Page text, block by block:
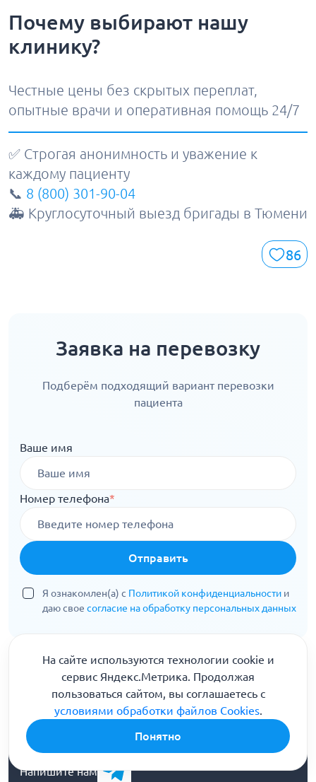
Почему выбирают нашу
клинику?
Честные цены без скрытых переплат,
опытные врачи и оперативная помощь 24/7
✅ Строгая анонимность и уважение к
каждому пациенту
📞 8 (800) 301-90-04
🚑 Круглосуточный выезд бригады в Тюмени
86
Заявка на перевозку
Подберём подходящий вариант перевозки
пациента
Ваше имя
Номер телефона*
Отправить
Я ознакомлен(а) с Политикой конфиденциальности и
даю свое согласие на обработку персональных данных
Информационная служба
8 (800) 301-90-04
Горячая линия помощи и консультации
Напишите нам
На сайте используются технологии cookie и
сервис Яндекс.Метрика. Продолжая
пользоваться сайтом, вы соглашаетесь с
условиями обработки файлов Cookies.
Понятно